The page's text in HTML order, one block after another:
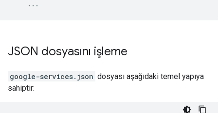
...
JSON dosyasını işleme
google-services.json dosyası aşağıdaki temel yapıya
sahiptir: